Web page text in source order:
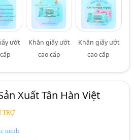
ướt
Khăn giấy ướt
cao cấp
Khăn giấy ướt
cao cấp
Xuất Tân Hàn Việt
TRỢ
minh